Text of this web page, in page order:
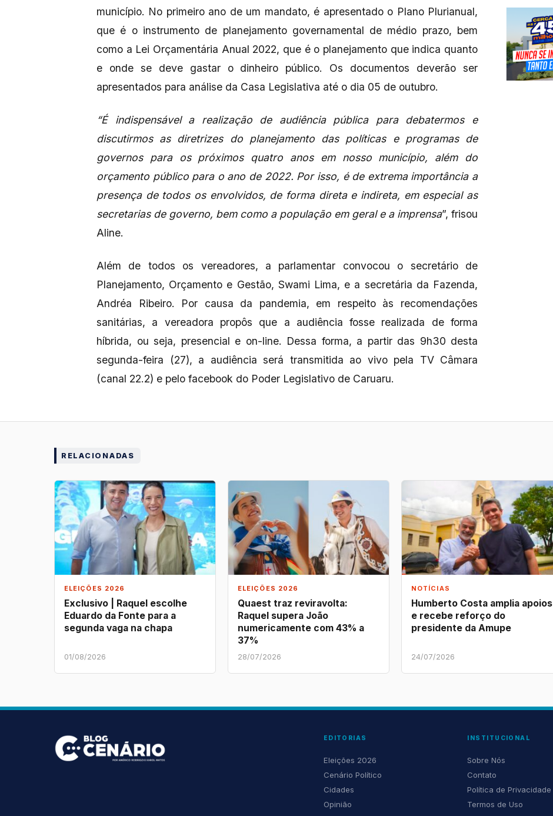
município. No primeiro ano de um mandato, é apresentado o Plano Plurianual,
que é o instrumento de planejamento governamental de médio prazo, bem
como a Lei Orçamentária Anual 2022, que é o planejamento que indica quanto
e onde se deve gastar o dinheiro público. Os documentos deverão ser
apresentados para análise da Casa Legislativa até o dia 05 de outubro.
“É indispensável a realização de audiência pública para debatermos e
discutirmos as diretrizes do planejamento das políticas e programas de
governos para os próximos quatro anos em nosso município, além do
orçamento público para o ano de 2022. Por isso, é de extrema importância a
presença de todos os envolvidos, de forma direta e indireta, em especial as
secretarias de governo, bem como a população em geral e a imprensa”, frisou
Aline.
Além de todos os vereadores, a parlamentar convocou o secretário de
Planejamento, Orçamento e Gestão, Swami Lima, e a secretária da Fazenda,
Andréa Ribeiro. Por causa da pandemia, em respeito às recomendações
sanitárias, a vereadora propôs que a audiência fosse realizada de forma
híbrida, ou seja, presencial e on-line. Dessa forma, a partir das 9h30 desta
segunda-feira (27), a audiência será transmitida ao vivo pela TV Câmara
(canal 22.2) e pelo facebook do Poder Legislativo de Caruaru.
RELACIONADAS
ELEIÇÕES 2026
Exclusivo | Raquel escolhe
Eduardo da Fonte para a
segunda vaga na chapa
01/08/2026
ELEIÇÕES 2026
Quaest traz reviravolta:
Raquel supera João
numericamente com 43% a
37%
28/07/2026
NOTÍCIAS
Humberto Costa amplia apoios
e recebe reforço do
presidente da Amupe
24/07/2026
EDITORIAS
Eleições 2026
Cenário Político
Cidades
Opinião
INSTITUCIONAL
Sobre Nós
Contato
Política de Privacidade
Termos de Uso